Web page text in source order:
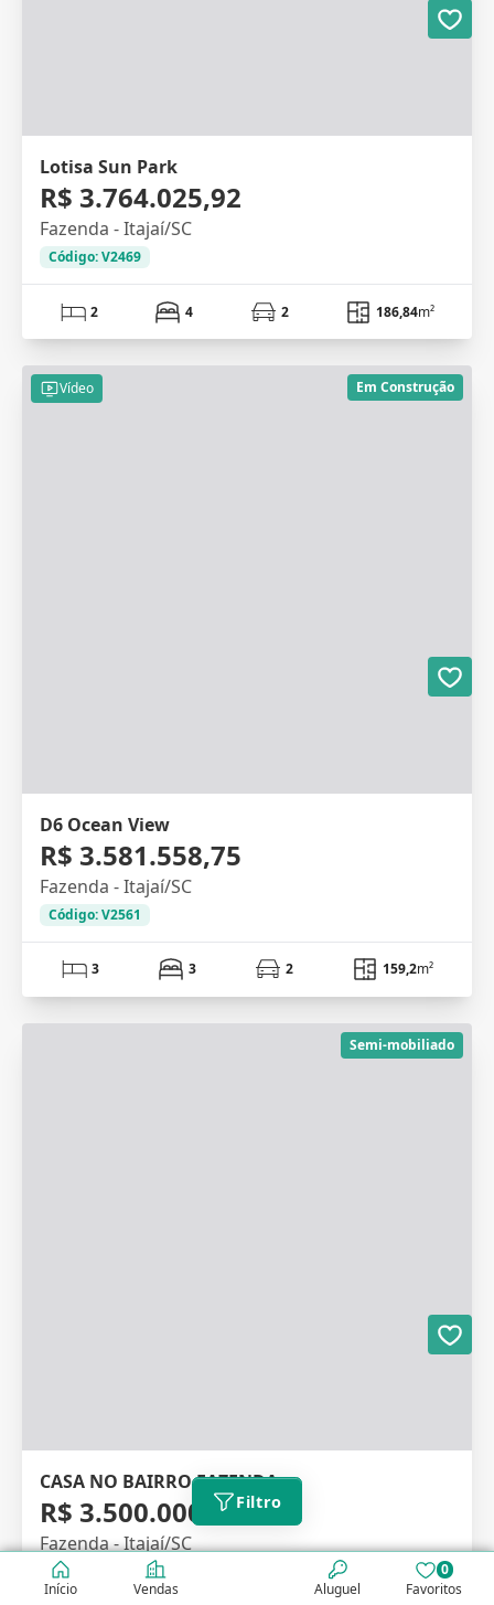
Filtro
Lotisa Sun Park
R$ 3.764.025,92
Fazenda - Itajaí/SC
Código: V2469
2 4 2 186,84m²
Vídeo Em Construção
D6 Ocean View
R$ 3.581.558,75
Fazenda - Itajaí/SC
Código: V2561
3 3 2 159,2m²
Semi-mobiliado
CASA NO BAIRRO FAZENDA
R$ 3.500.000,00
Fazenda - Itajaí/SC
Código: V2030
Início
Vendas Aluguel
0
Favoritos